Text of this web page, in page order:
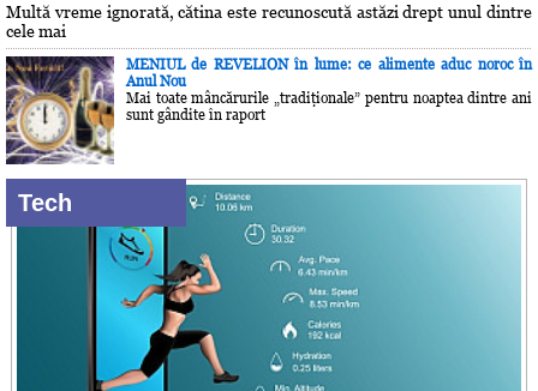
Multă vreme ignorată, cătina este recunoscută astăzi drept unul dintre
cele mai
MENIUL de REVELION în lume: ce alimente aduc noroc în
Anul Nou
Mai toate mâncărurile „tradiţionale” pentru noaptea dintre ani
sunt gândite în raport
Tech